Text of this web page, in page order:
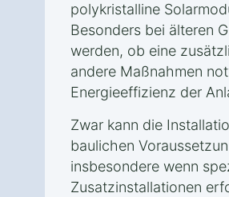
polykristalline
Besonders bei älteren
werden, ob eine
andere Maßnahmen
Energieeffizienz der
Zwar kann die
baulichen
insbesondere wenn
Zusatzinstallationen